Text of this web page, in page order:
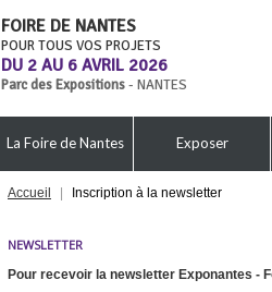
FOIRE DE NANTES
POUR TOUS VOS PROJETS
DU 2 AU 6 AVRIL 2026
Parc des Expositions- NANTES
La Foire de Nantes Exposer
Accueil Inscription à la newsletter
NEWSLETTER
Pour recevoir la newsletter Exponantes -